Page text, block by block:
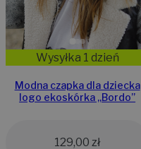
Wysyłka 1 dzień
Modna czapka dla dziecka
logo ekoskórka „Bordo”
129,00 zł